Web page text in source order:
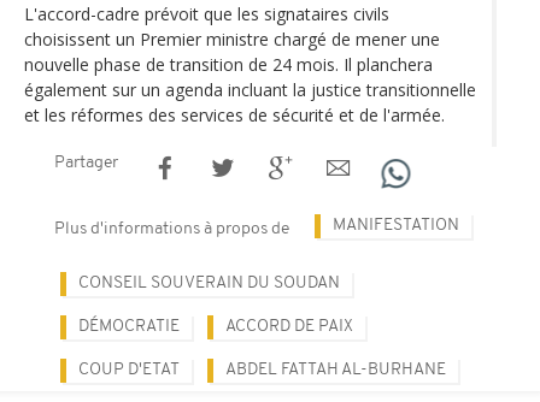
L'accord-cadre prévoit que les signataires civils
choisissent un Premier ministre chargé de mener une
nouvelle phase de transition de 24 mois. Il planchera
également sur un agenda incluant la justice transitionnelle
et les réformes des services de sécurité et de l'armée.
Partager
Plus d'informations à propos de MANIFESTATION
CONSEIL SOUVERAIN DU SOUDAN
DÉMOCRATIE ACCORD DE PAIX
COUP D'ETAT ABDEL FATTAH AL-BURHANE